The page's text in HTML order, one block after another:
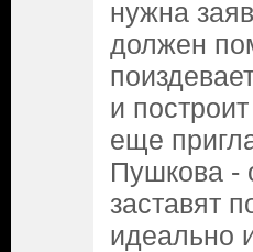
нужна
должен
и
еще
Пушкова -
заставят
идеально